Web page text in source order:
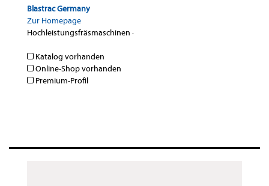
Blastrac Germany
Zur Homepage
Hochleistungsfräsmaschinen ·
Katalog vorhanden
Online-Shop vorhanden
Premium-Profil